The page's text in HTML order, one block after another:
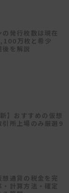
の発行枚数は現在
万枚と希少
後を解説
】おすすめの仮想
引所上場のみ厳選9
想通貨の税金を完
・計算方法・確定